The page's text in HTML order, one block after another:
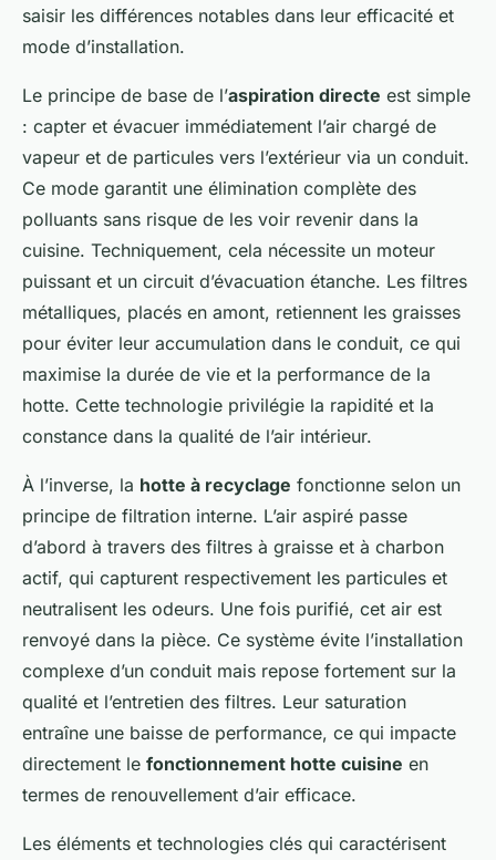
saisir les différences notables dans leur efficacité et
mode d’installation.
Le principe de base de l’aspiration directe est simple
: capter et évacuer immédiatement l’air chargé de
vapeur et de particules vers l’extérieur via un conduit.
Ce mode garantit une élimination complète des
polluants sans risque de les voir revenir dans la
cuisine. Techniquement, cela nécessite un moteur
puissant et un circuit d’évacuation étanche. Les filtres
métalliques, placés en amont, retiennent les graisses
pour éviter leur accumulation dans le conduit, ce qui
maximise la durée de vie et la performance de la
hotte. Cette technologie privilégie la rapidité et la
constance dans la qualité de l’air intérieur.
À l’inverse, la hotte à recyclage fonctionne selon un
principe de filtration interne. L’air aspiré passe
d’abord à travers des filtres à graisse et à charbon
actif, qui capturent respectivement les particules et
neutralisent les odeurs. Une fois purifié, cet air est
renvoyé dans la pièce. Ce système évite l’installation
complexe d’un conduit mais repose fortement sur la
qualité et l’entretien des filtres. Leur saturation
entraîne une baisse de performance, ce qui impacte
directement le fonctionnement hotte cuisine en
termes de renouvellement d’air efficace.
Les éléments et technologies clés qui caractérisent